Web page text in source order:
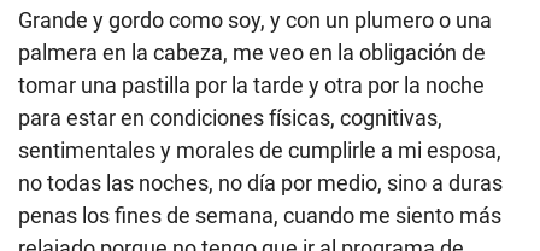
Grande y gordo como soy, y con un plumero o una
palmera en la cabeza, me veo en la obligación de
tomar una pastilla por la tarde y otra por la noche
para estar en condiciones físicas, cognitivas,
sentimentales y morales de cumplirle a mi esposa,
no todas las noches, no día por medio, sino a duras
penas los fines de semana, cuando me siento más